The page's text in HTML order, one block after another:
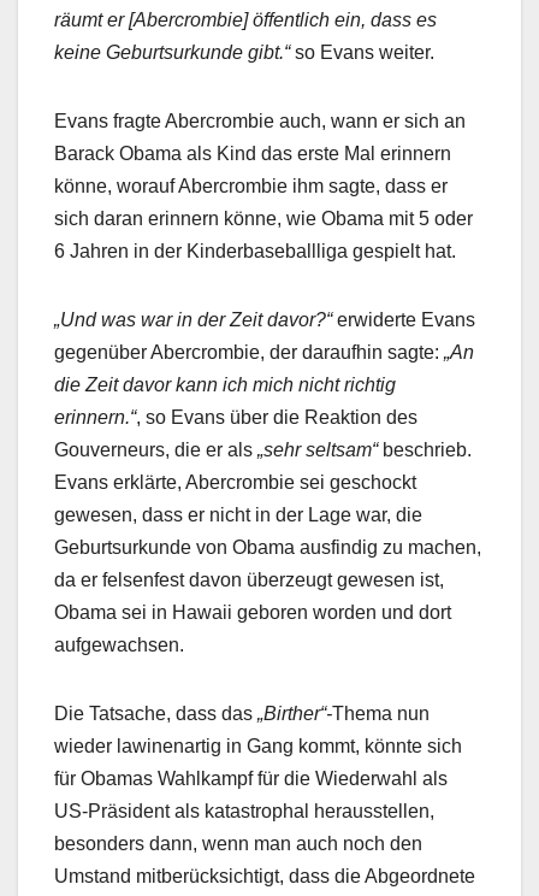
räumt er [Abercrombie] öffentlich ein, dass es
keine Geburtsurkunde gibt.“so Evans weiter.
Evans fragte Abercrombie auch, wann er sich an
Barack Obama als Kind das erste Mal erinnern
könne, worauf Abercrombie ihm sagte, dass er
sich daran erinnern könne, wie Obama mit 5 oder
6 Jahren in der Kinderbaseballliga gespielt hat.
„Und was war in der Zeit davor?“erwiderte Evans
gegenüber Abercrombie, der daraufhin sagte: „An
die Zeit davor kann ich mich nicht richtig
erinnern.“, so Evans über die Reaktion des
Gouverneurs, die er als „sehr seltsam“beschrieb.
Evans erklärte, Abercrombie sei geschockt
gewesen, dass er nicht in der Lage war, die
Geburtsurkunde von Obama ausfindig zu machen,
da er felsenfest davon überzeugt gewesen ist,
Obama sei in Hawaii geboren worden und dort
aufgewachsen.
Die Tatsache, dass das „Birther“-Thema nun
wieder lawinenartig in Gang kommt, könnte sich
für Obamas Wahlkampf für die Wiederwahl als
US-Präsident als katastrophal herausstellen,
besonders dann, wenn man auch noch den
Umstand mitberücksichtigt, dass die Abgeordnete